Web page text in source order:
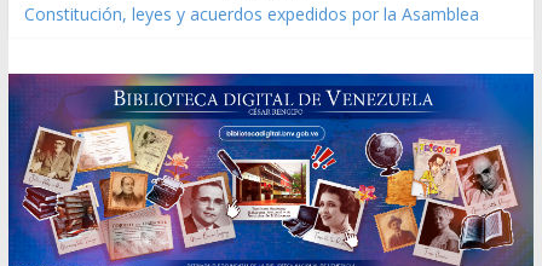
Constitución, leyes y acuerdos expedidos por la Asamblea
Modesta Bor Sánchez [material gráfico]
Gaceta Oficial de la República de Venezuela año CXXXIII Mes V,
Caracas 09 de marzo de 2006 N° 38.394
Catálogo temático de obras de Modesta Bor